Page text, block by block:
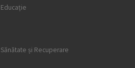
Educație
Sănătate și Recuperare